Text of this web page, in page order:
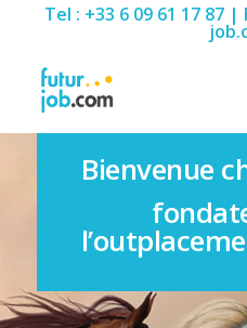
Tel : +33 6 09 61 17 87
Bienvenue